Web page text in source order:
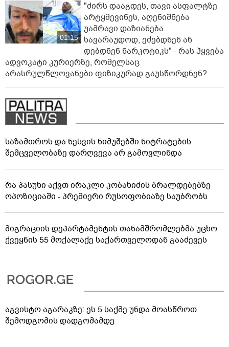
01:15
"ძირს დააგდეს, თავი ასფალტზე
არტყმევინეს, აღენიშნება
უამრავი დაზიანება...
სავარაუდოდ, ეძებდნენ ან
დებდნენ ნარკოტიკს" - რას ჰყვება
ადვოკატი კურიერზე, რომელსაც
არასრულწლოვანები ფიზიკურად გაუსწორდნენ?
საზამთროს და ნესვის ნიმუშებში ნიტრატების
შემცველობაზე დარღვევა არ გამოვლინდა
რა პასუხი აქვთ ირაკლი კობახიძის ბრალდებებზე
ოპოზიციაში - პრემიერი რუსოფობიაზე საუბრობს
მიგრაციის დეპარტამენტის თანამშრომლებმა უცხო
ქვეყნის 55 მოქალაქე საქართველოდან გააძევეს
აგვისტო აგარაკზე: ეს 5 საქმე უნდა მოასწროთ
შემოდგომის დადგომამდე